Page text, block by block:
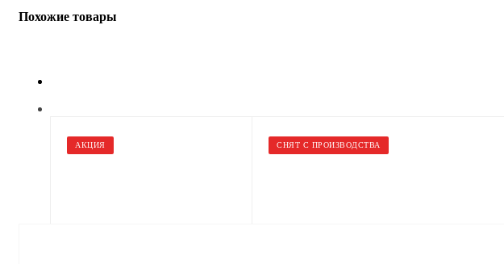
Похожие товары
АКЦИЯ СНЯТ С ПРОИЗВОДСТВА